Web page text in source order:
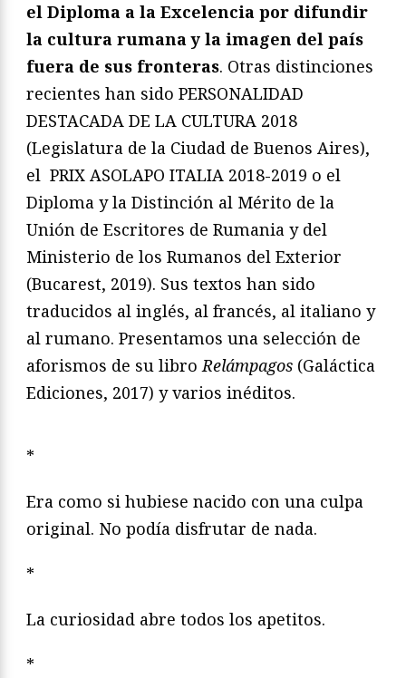
el Diploma a la Excelencia por difundir
la cultura rumana y la imagen del país
fuera de sus fronteras. Otras distinciones
recientes han sido PERSONALIDAD
DESTACADA DE LA CULTURA 2018
(Legislatura de la Ciudad de Buenos Aires),
el PRIX ASOLAPO ITALIA 2018-2019 o el
Diploma y la Distinción al Mérito de la
Unión de Escritores de Rumania y del
Ministerio de los Rumanos del Exterior
(Bucarest, 2019). Sus textos han sido
traducidos al inglés, al francés, al italiano y
al rumano. Presentamos una selección de
aforismos de su libroRelámpagos (Galáctica
Ediciones, 2017) y varios inéditos.
*
Era como si hubiese nacido con una culpa
original. No podía disfrutar de nada.
*
La curiosidad abre todos los apetitos.
*